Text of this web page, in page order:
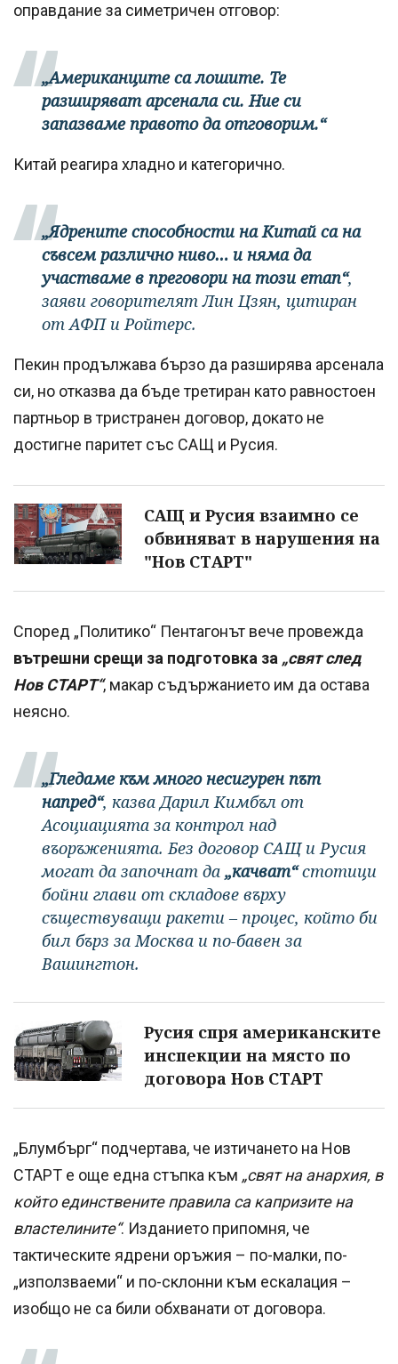
оправдание за симетричен отговор:
„Американците са лошите. Те
разширяват арсенала си. Ние си
запазваме правото да отговорим.“
Китай реагира хладно и категорично.
„Ядрените способности на Китай са на
съвсем различно ниво… и няма да
участваме в преговори на този етап“,
заяви говорителят Лин Цзян, цитиран
от АФП и Ройтерс.
Пекин продължава бързо да разширява арсенала
си, но отказва да бъде третиран като равностоен
партньор в тристранен договор, докато не
достигне паритет със САЩ и Русия.
САЩ и Русия взаимно се
обвиняват в нарушения на
"Нов СТАРТ"
Според „Политико“ Пентагонът вече провежда
вътрешни срещи за подготовка за „свят след
Нов СТАРТ“, макар съдържанието им да остава
неясно.
„Гледаме към много несигурен път
напред“, казва Дарил Кимбъл от
Асоциацията за контрол над
въоръженията. Без договор САЩ и Русия
могат да започнат да „качват“стотици
бойни глави от складове върху
съществуващи ракети – процес, който би
бил бърз за Москва и по-бавен за
Вашингтон.
Русия спря американските
инспекции на място по
договора Нов СТАРТ
„Блумбърг“ подчертава, че изтичането на Нов
СТАРТ е още една стъпка към „свят на анархия, в
който единствените правила са капризите на
властелините“. Изданието припомня, че
тактическите ядрени оръжия – по-малки, по-
„използваеми“ и по-склонни към ескалация –
изобщо не са били обхванати от договора.